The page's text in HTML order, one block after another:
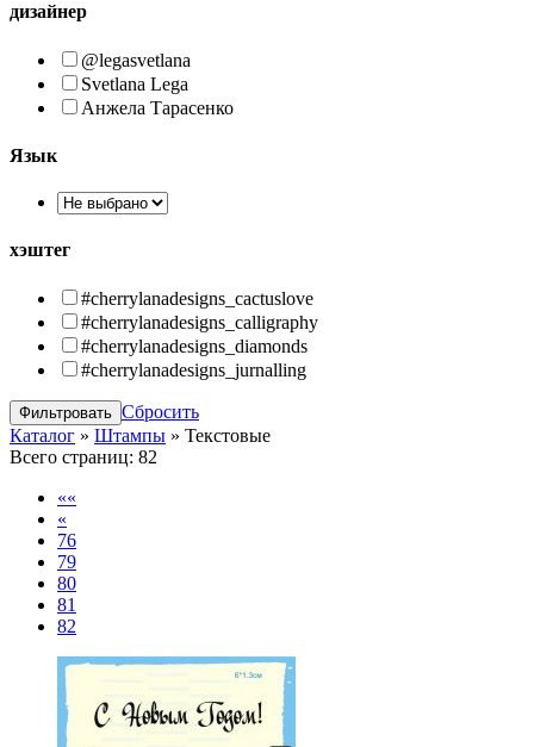
дизайнер
@legasvetlana
Svetlana Lega
Анжела Тарасенко
Язык
хэштег
#cherrylanadesigns_cactuslove
#cherrylanadesigns_calligraphy
#cherrylanadesigns_diamonds
#cherrylanadesigns_jurnalling
Сбросить
Каталог » Штампы » Текстовые
Всего страниц: 82
««
«
76
79
80
81
82